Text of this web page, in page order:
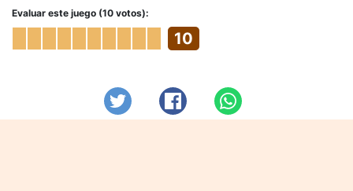
Evaluar este juego (10 votos):
10